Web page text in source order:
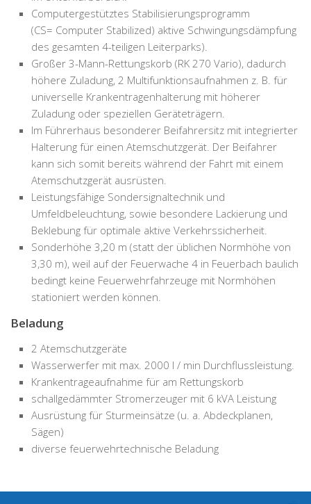
Computergestütztes Stabilisierungsprogramm
(CS= Computer Stabilized) aktive Schwingungsdämpfung
des gesamten 4-teiligen Leiterparks).
Großer 3-Mann-Rettungskorb (RK 270 Vario), dadurch
höhere Zuladung, 2 Multifunktionsaufnahmen z. B. für
universelle Krankentragenhalterung mit höherer
Zuladung oder speziellen Geräteträgern.
Im Führerhaus besonderer Beifahrersitz mit integrierter
Halterung für einen Atemschutzgerät. Der Beifahrer
kann sich somit bereits während der Fahrt mit einem
Atemschutzgerät ausrüsten.
Leistungsfähige Sondersignaltechnik und
Umfeldbeleuchtung, sowie besondere Lackierung und
Beklebung für optimale aktive Verkehrssicherheit.
Sonderhöhe 3,20 m (statt der üblichen Normhöhe von
3,30 m), weil auf der Feuerwache 4 in Feuerbach baulich
bedingt keine Feuerwehrfahrzeuge mit Normhöhen
stationiert werden können.
Beladung
2 Atemschutzgeräte
Wasserwerfer mit max. 2000 l / min Durchflussleistung.
Krankentrageaufnahme für am Rettungskorb
schallgedämmter Stromerzeuger mit 6 kVA Leistung
Ausrüstung für Sturmeinsätze (u. a. Abdeckplanen,
Sägen)
diverse feuerwehrtechnische Beladung